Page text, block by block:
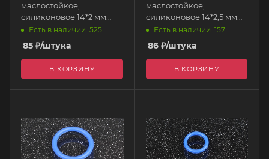
маслостойкое,
силиконовое 14*2 мм
AUTOBAHN88
Есть в наличии: 525
85 ₽/штука
В КОРЗИНУ
маслостойкое,
силиконовое 14*2,5 мм
AUTOBAHN88
Есть в наличии: 157
86₽/штука
В КОРЗИНУ